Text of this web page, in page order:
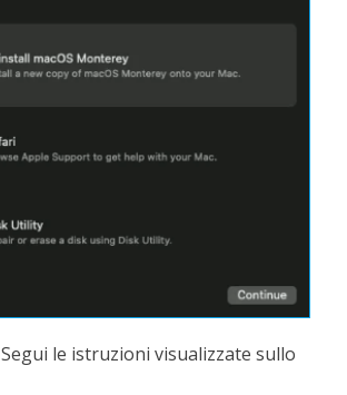
Segui le istruzioni visualizzate sullo